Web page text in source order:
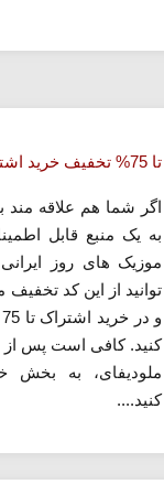
تا 75% تخفیف خرید اشتراک ملودیفای
اگر شما هم علاقه مند
به یک منبع قابل
موزیک های روز
توانید از این کد تخفیف
کنید. کافی است پس از
ملودیفای، به بخش
کنید....